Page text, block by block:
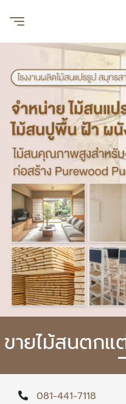
ขายไม้สนตก
081-441-7118